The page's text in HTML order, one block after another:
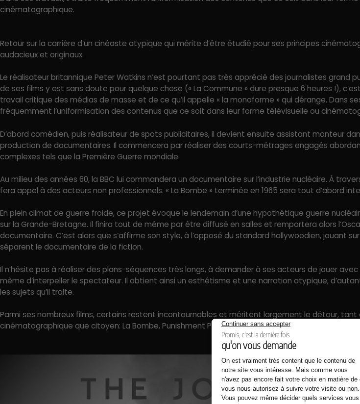
cinématographique.
Retour sur la carrière d’un cinéaste atypique qui mérite d’être étudié pour ses principes
audacieux et originaux.
Le réalisateur britannique Peter Watkins n’est pourtant pas très apprécié des journalistes grand
de ses films y est sans doute pour quelque chose (« La Commune » dure presque 6 heures !),
travail critique des médias de masse et de ce qu’il appelle « la monoforme » qui dérange. Dans
fréquemment l’uniformisation des contenus que ce soit dans leur forme télévisuelle ou
D’abord comédien, puis réalisateur de spots publicitaires, il devient ensuite assistant monteur
production de documentaires. Il commencera par réaliser des courts-métrages engagés
complexes tels que la Première Guerre mondiale.
Au milieu des années 60, la BBC lui commandera un documentaire sur l’industrie nucléaire. À
fera appel à des acteurs non professionnels. « La Bombe » terminée en 1965 sera tout d’abord
En plein climat de guerre froide, ce projet évoque le lendemain d’une hypothétique guerre
sur la Grande-Bretagne. Il finira tout de même par être diffusé en salles et remportera alors
documentaire. C’est alors que s’affirme son style, à l’opposé du standard hollywoodien, jouant
séparent le documentaire de la fiction.
Il n’hésite pas à réaliser des plans-séquences très longs, à demander à ses acteurs de jouer
même d’interpeller le spectateur. Il obtient ainsi un esthétisme et une narration atypique,
les sujets qu’il traite.
Parmi ses nombreux films, certains restent incontournables et méritent largement le détour, tant
cinématographique que citoyen: La Bombe, Punishment Park, Edvard Munch, La Commune…